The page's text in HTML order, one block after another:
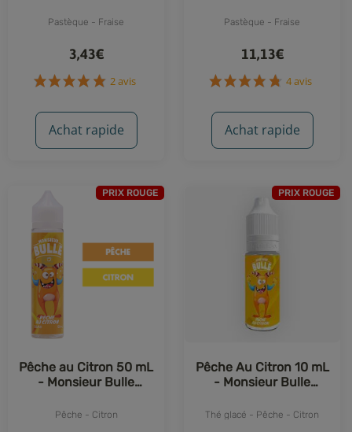
Pastèque - Fraise
3,43€
2 avis
Achat rapide
Pastèque - Fraise
11,13€
4 avis
Achat rapide
PRIX ROUGE
Pêche au Citron 50 mL
- Monsieur Bulle
Pêche - Citron
PRIX ROUGE
Pêche Au Citron 10 mL
- Monsieur Bulle
Thé glacé - Pêche - Citron